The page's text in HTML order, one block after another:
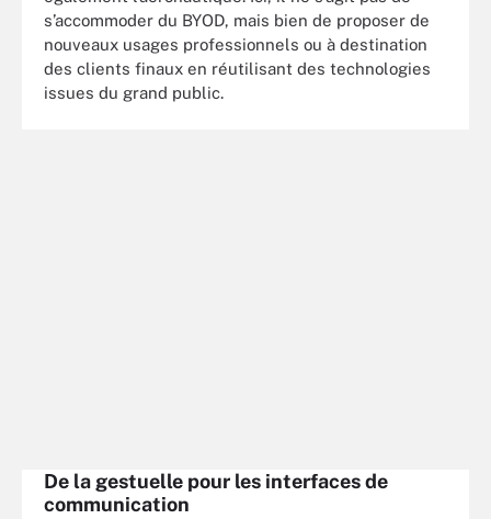
s’accommoder du BYOD, mais bien de proposer de
nouveaux usages professionnels ou à destination
des clients finaux en réutilisant des technologies
issues du grand public.
De la gestuelle pour les interfaces de
communication